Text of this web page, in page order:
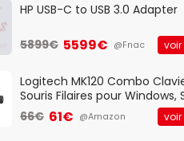
HP USB-C to USB 3.0 Adapter
5899€ 5599€ @Fnac voir
Logitech MK120 Combo
Souris Filaires pour Windows,
Optique Filaire, Connexion
And Play, Confortable, Taille
66€ 61€ @Amazon voir